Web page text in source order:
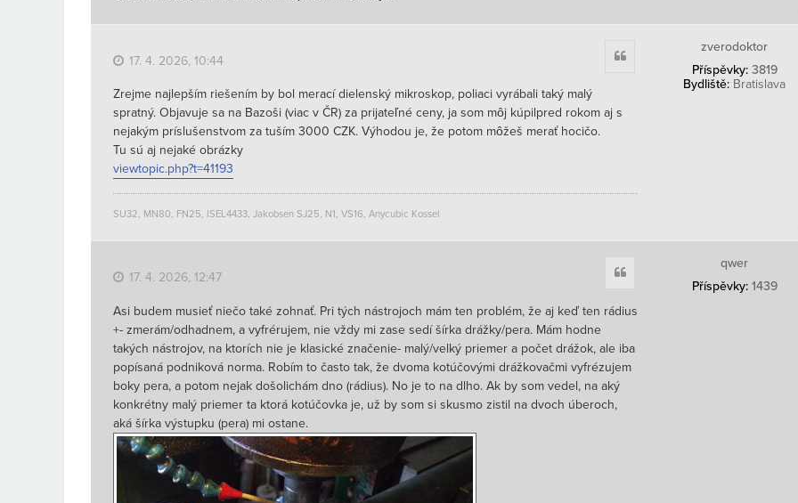
zverodoktor
Příspěvky: 3819
Bydliště: Bratislava
17. 4. 2026, 10:44
Zrejme najlepším riešením by bol merací dielenský mikroskop, poliaci vyrábali taký malý
spratný. Objavuje sa na Bazoši (viac v ČR) za prijateľné ceny, ja som môj kúpilpred rokom aj s
nejakým príslušenstvom za tuším 3000 CZK. Výhodou je, že potom môžeš merať hocičo.
Tu sú aj nejaké obrázky
viewtopic.php?t=41193
SU32, MN80, FN25, ISEL4433, Jakobsen SJ25, N1, VS16, Anycubic Kossel
qwer
Příspěvky: 1439
17. 4. 2026, 12:47
Asi budem musieť niečo také zohnať. Pri tých nástrojoch mám ten problém, že aj keď ten rádius
+- zmerám/odhadnem, a vyfrérujem, nie vždy mi zase sedí šírka drážky/pera. Mám hodne
takých nástrojov, na ktorích nie je klasické značenie- malý/velký priemer a počet drážok, ale iba
popísaná podniková norma. Robím to často tak, že dvoma kotúčovými drážkovačmi vyfrézujem
boky pera, a potom nejak došolichám dno (rádius). No je to na dlho. Ak by som vedel, na aký
konkrétny malý priemer ta ktorá kotúčovka je, už by som si skusmo zistil na dvoch úberoch,
aká šírka výstupku (pera) mi ostane.